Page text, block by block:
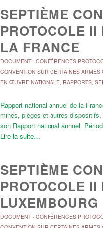
SEPTIÈME
PROTOCOLE
LA FRANCE
DOCUMENT- CONFÉRENCES
CONVENTION SUR CERTAINES ARMES
EN ŒUVRE NATIONALE, RAPPORTS,
Rapport national annuel de la
mines, pièges et autres
son Rapport national annuel
Lire la suite…
SEPTIÈME
PROTOCOLE
LUXEMBOURG
DOCUMENT- CONFÉRENCES